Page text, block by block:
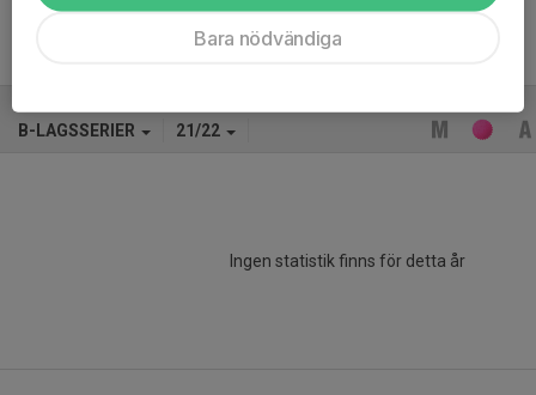
B-LAGSSERIER 21/22
Ingen statistik finns för detta år
Bara nödvändiga